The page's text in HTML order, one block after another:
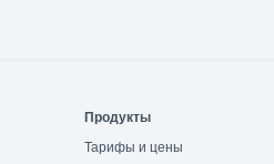
Продукты
Тарифы и цены